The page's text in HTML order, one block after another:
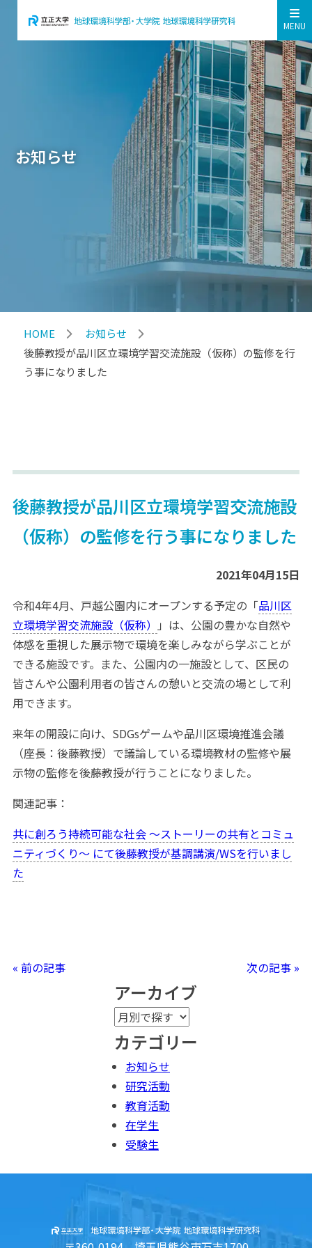
MENU
お知らせ
HOME
お知らせ
後藤教授が品川区立環境学習交流施設（仮称）の監修を行
う事になりました
後藤教授が品川区立環境学習交流施設
（仮称）の監修を行う事になりました
2021年04月15日
令和4年4月、戸越公園内にオープンする予定の「品川区
立環境学習交流施設（仮称）
」は、公園の豊かな自然や
体感を重視した展示物で環境を楽しみながら学ぶことが
できる施設です。また、公園内の一施設として、区民の
皆さんや公園利用者の皆さんの憩いと交流の場として利
用できます。
来年の開設に向け、SDGsゲームや品川区環境推進会議
（座長：後藤教授）で議論している環境教材の監修や展
示物の監修を後藤教授が行うことになりました。
関連記事：
共に創ろう持続可能な社会 〜ストーリーの共有とコミュ
ニティづくり〜 にて後藤教授が基調講演/WSを行いまし
た
« 前の記事 次の記事 »
アーカイブ
カテゴリー
お知らせ
研究活動
教育活動
在学生
受験生